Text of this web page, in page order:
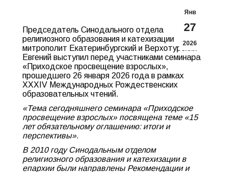
Янв
27
2026
Председатель Синодального отдела
религиозного образования и катехизации
митрополит Екатеринбургский и Верхотурский
Евгений выступил перед участниками семинара
«Приходское просвещение взрослых»,
прошедшего 26 января 2026 года в рамках
XXXIV Международных Рождественских
образовательных чтений.
«Тема сегодняшнего семинара «Приходское
просвещение взрослых» посвящена теме «15
лет обязательному оглашению: итоги и
перспективы».
В 2010 году Синодальным отделом
религиозного образования и катехизации в
епархии были направлены Рекомендации и